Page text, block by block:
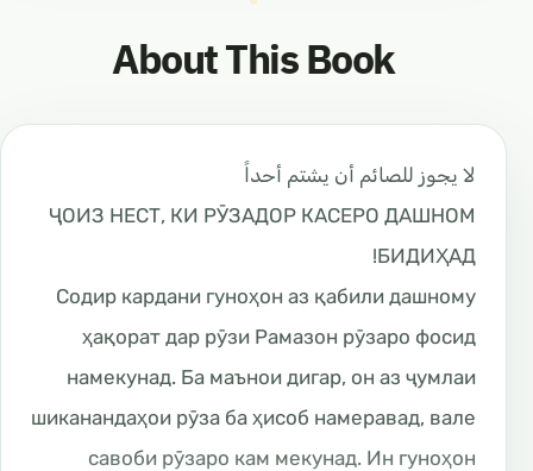
About This Book
لا يجوز للصائم أن يشتم أحداً
ҶОИЗ НЕСТ, КИ РӮЗАДОР КАСЕРО ДАШНОМ
БИДИҲАД!
Содир кардани гуноҳон аз қабили дашному
ҳақорат дар рӯзи Рамазон рӯзаро фосид
намекунад. Ба маънои дигар, он аз ҷумлаи
шиканандаҳои рӯза ба ҳисоб намеравад, вале
савоби рӯзаро кам мекунад. Ин гуноҳон